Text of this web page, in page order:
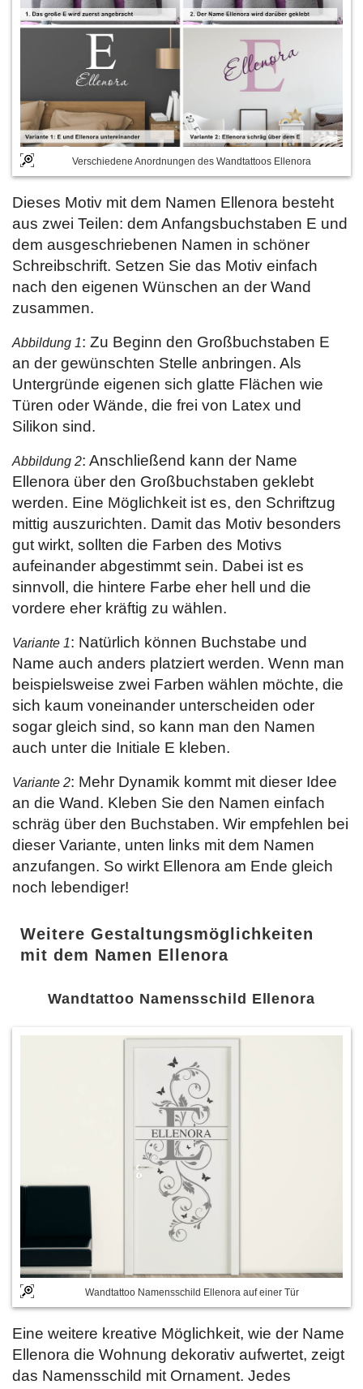
Verschiedene Anordnungen des Wandtattoos Ellenora
Dieses Motiv mit dem Namen Ellenora besteht
aus zwei Teilen: dem Anfangsbuchstaben E und
dem ausgeschriebenen Namen in schöner
Schreibschrift. Setzen Sie das Motiv einfach
nach den eigenen Wünschen an der Wand
zusammen.
Abbildung 1: Zu Beginn den Großbuchstaben E
an der gewünschten Stelle anbringen. Als
Untergründe eigenen sich glatte Flächen wie
Türen oder Wände, die frei von Latex und
Silikon sind.
Abbildung 2: Anschließend kann der Name
Ellenora über den Großbuchstaben geklebt
werden. Eine Möglichkeit ist es, den Schriftzug
mittig auszurichten. Damit das Motiv besonders
gut wirkt, sollten die Farben des Motivs
aufeinander abgestimmt sein. Dabei ist es
sinnvoll, die hintere Farbe eher hell und die
vordere eher kräftig zu wählen.
Variante 1: Natürlich können Buchstabe und
Name auch anders platziert werden. Wenn man
beispielsweise zwei Farben wählen möchte, die
sich kaum voneinander unterscheiden oder
sogar gleich sind, so kann man den Namen
auch unter die Initiale E kleben.
Variante 2: Mehr Dynamik kommt mit dieser Idee
an die Wand. Kleben Sie den Namen einfach
schräg über den Buchstaben. Wir empfehlen bei
dieser Variante, unten links mit dem Namen
anzufangen. So wirkt Ellenora am Ende gleich
noch lebendiger!
Weitere Gestaltungsmöglichkeiten
mit dem Namen Ellenora
Wandtattoo Namensschild Ellenora
Wandtattoo Namensschild Ellenora auf einer Tür
Eine weitere kreative Möglichkeit, wie der Name
Ellenora die Wohnung dekorativ aufwertet, zeigt
das Namensschild mit Ornament. Jedes